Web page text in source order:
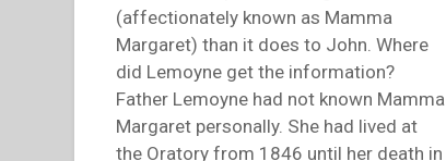
(affectionately known as Mamma
Margaret) than it does to John. Where
did Lemoyne get the information?
Father Lemoyne had not known Mamma
Margaret personally. She had lived at
the Oratory from 1846 until her death in